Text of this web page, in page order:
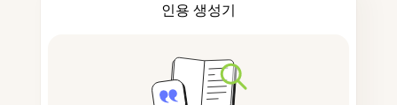
인용 생성기